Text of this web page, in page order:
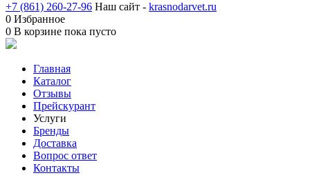
+7 (861) 260-27-96 Наш сайт - krasnodarvet.ru
0 Избранное
0 В корзине пока пусто
Главная
Каталог
Отзывы
Прейскурант
Услуги
Бренды
Доставка
Вопрос ответ
Контакты